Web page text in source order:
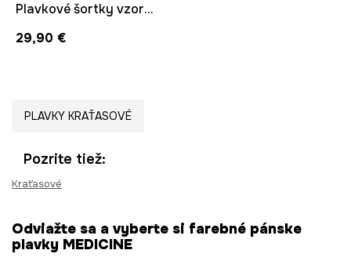
Plavkové šortky vzorované viac farieb
29,90 €
PLAVKY KRAŤASOVÉ
Pozrite tiež:
Kraťasové
Odviažte sa a vyberte si farebné pánske
plavky MEDICINE